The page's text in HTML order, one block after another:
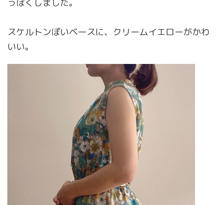
っぽくしました。
スケルトンぽいベースに、クリームイエローがかわ
いい。